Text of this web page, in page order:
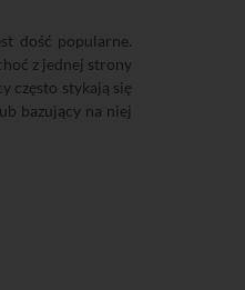
dość popularne.
z jednej strony
często stykają się
bazujący na niej